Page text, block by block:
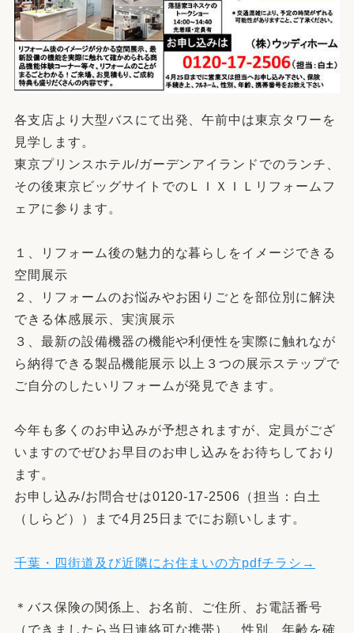
各支店より大型バスにて出発、午前中は東京タワーを
見学します。
東京プリンスホテル/ガーデンアイランドでのランチ、
その後東京ビッグサイトでのＬＩＸＩＬリフォームフ
ェアに参ります。
１、リフォーム後の魅力的な暮らしをイメージできる
空間展示
２、リフォームのお悩みやお困りごとを部位別に解決
できる体感展示、実演展示
３、最新の設備機器の機能や利便性を実際に触れなが
ら納得できる製品機能展示 以上３つの展示ステップで
ご自分のしたいリフォームが発見できます。
今年も多くのお申込みが予想されますが、定員がござ
いますのでぜひお早目のお申し込みをお待ちしており
ます。
お申し込み/お問合せは0120-17-2506（担当：白土
（しらど））まで4月25日までにお願いします。
千葉・四街道及び近隣にお住まいの方pdfチラシ→
＊バス保険の関係上、お名前、ご住所、お電話番号
（できましたら当日連絡可な携帯）、性別、年齢を確